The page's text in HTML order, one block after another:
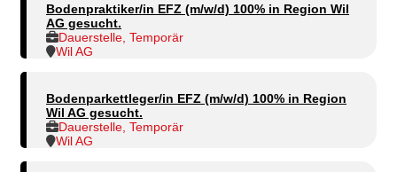
Bodenpraktiker/in EFZ (m/w/d) 100% in Region Wil
AG gesucht.
Dauerstelle, Temporär
Wil AG
Bodenparkettleger/in EFZ (m/w/d) 100% in Region
Wil AG gesucht.
Dauerstelle, Temporär
Wil AG